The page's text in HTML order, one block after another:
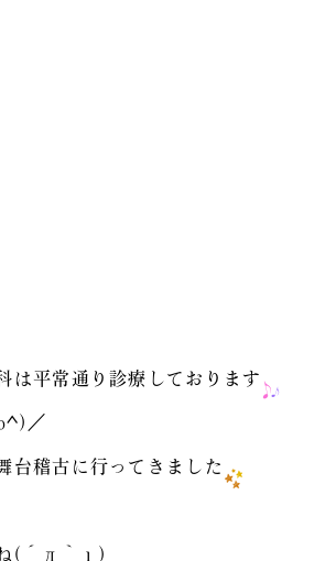
は平常通り診療しております
／
台稽古に行ってきました
ね(´д｀ι)